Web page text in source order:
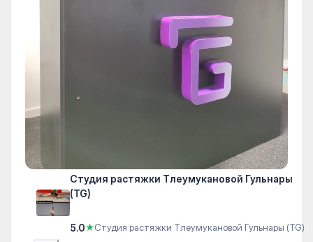
Студия растяжки Тлеумукановой Гульнары
(TG)
5.0★Студия растяжки Тлеумукановой Гульнары (TG)